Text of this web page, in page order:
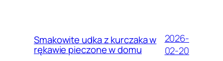
Smakowite udka z kurczaka w
rękawie pieczone w domu
2026-
02-20